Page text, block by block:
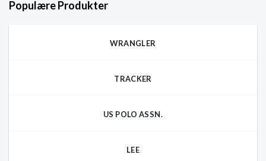
Populære Produkter
WRANGLER
TRACKER
US POLO ASSN.
LEE